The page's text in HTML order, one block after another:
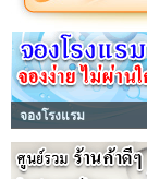
จองโรงแรม